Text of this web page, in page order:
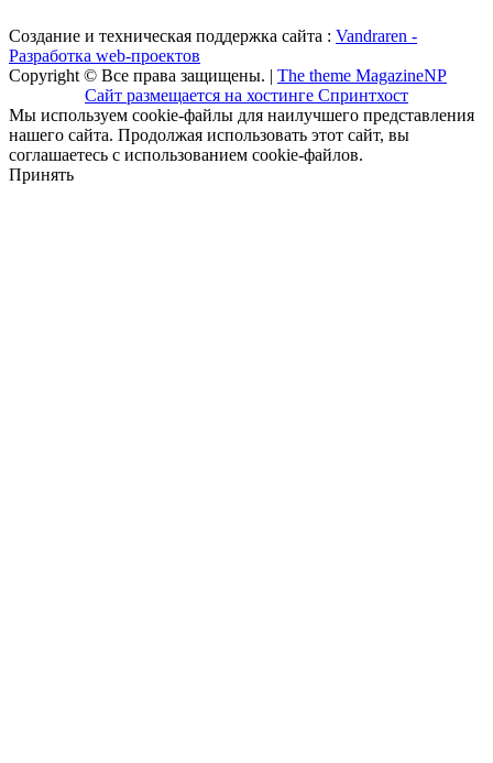
Создание и техническая поддержка сайта : Vandraren -
Разработка web-проектов
Copyright © Все права защищены. | The theme MagazineNP
Сайт размещается на хостинге Спринтхост
Мы используем cookie-файлы для наилучшего представления
нашего сайта. Продолжая использовать этот сайт, вы
соглашаетесь с использованием cookie-файлов.
Принять